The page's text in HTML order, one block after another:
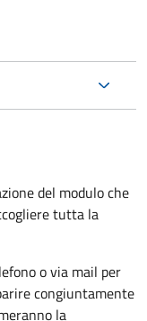
del modulo che
tutta la
o via mail per
congiuntamente
la